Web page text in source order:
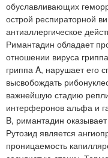
обуславливающих
острой респираторной
антиаллергическое
Римантадин обладает
отношении вируса
гриппа A, нарушает его
высвобождать
важнейшую стадию
интерферонов альфа и
B, римантадин
Рутозид является
проницаемость